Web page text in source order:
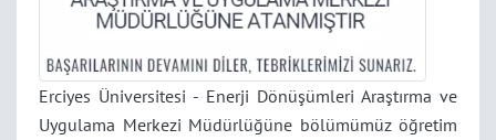
Erciyes Üniversitesi - Enerji Dönüşümleri Araştırma ve
Uygulama Merkezi Müdürlüğüne bölümümüz öğretim